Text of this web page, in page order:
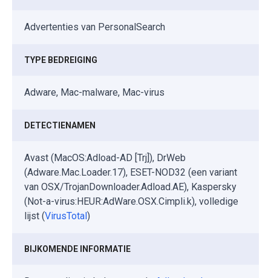
Advertenties van PersonalSearch
TYPE BEDREIGING
Adware, Mac-malware, Mac-virus
DETECTIENAMEN
Avast (MacOS:Adload-AD [Trj]), DrWeb
(Adware.Mac.Loader.17), ESET-NOD32 (een variant
van OSX/TrojanDownloader.Adload.AE), Kaspersky
(Not-a-virus:HEUR:AdWare.OSX.Cimpli.k), volledige
lijst (VirusTotal)
BIJKOMENDE INFORMATIE